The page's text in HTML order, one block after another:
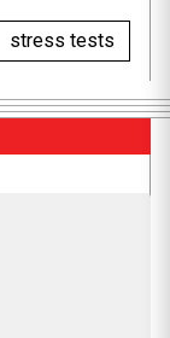
stress tests